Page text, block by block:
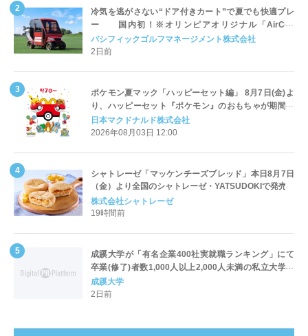
冷気を逃がさない“ドア付きカート”で夏でも快適プレ
ー 国内初！※オリンピアオリジナル「AirCon
Cart（エアコンカート）」導入 | ＰＧＭ
パシフィックゴルフマネージメント株式会社
2日前
ポケモン夏マック「ハッピーセット編」 8月7日(金)よ
り、ハッピーセット『ポケモン』のおもちゃが期間限
定登場
日本マクドナルド株式会社
2026年08月03日 12:00
シャトレーゼ「マッケンチーズブレッド」本日8月7日
（金）より全国のシャトレーゼ・YATSUDOKIで発売
株式会社シャトレーゼ
19時間前
成蹊大学が「有名企業400社実就職ランキング」にて
卒業(修了)者数1,000人以上2,000人未満の私立大学で
全国第1位を獲得！～実就職率は26.5%（前年比＋
4.3pt）に伸長、東京の私立大学でも10位にランクイン
成蹊大学
2日前